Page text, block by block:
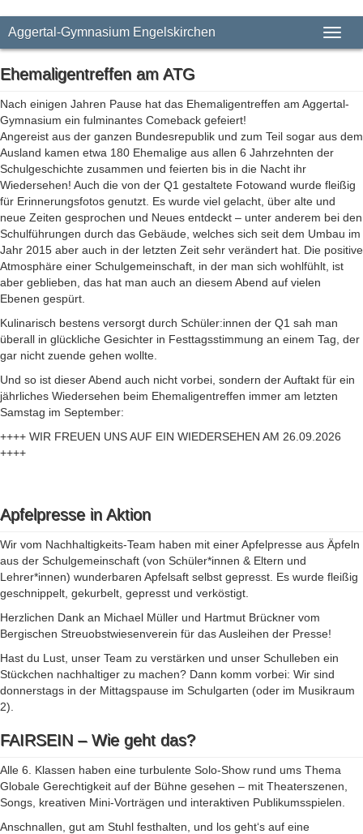
Aggertal-Gymnasium Engelskirchen
Ehemaligentreffen am ATG
Nach einigen Jahren Pause hat das Ehemaligentreffen am Aggertal-
Gymnasium ein fulminantes Comeback gefeiert!
Angereist aus der ganzen Bundesrepublik und zum Teil sogar aus dem
Ausland kamen etwa 180 Ehemalige aus allen 6 Jahrzehnten der
Schulgeschichte zusammen und feierten bis in die Nacht ihr
Wiedersehen! Auch die von der Q1 gestaltete Fotowand wurde fleißig
für Erinnerungsfotos genutzt. Es wurde viel gelacht, über alte und
neue Zeiten gesprochen und Neues entdeckt – unter anderem bei den
Schulführungen durch das Gebäude, welches sich seit dem Umbau im
Jahr 2015 aber auch in der letzten Zeit sehr verändert hat. Die positive
Atmosphäre einer Schulgemeinschaft, in der man sich wohlfühlt, ist
aber geblieben, das hat man auch an diesem Abend auf vielen
Ebenen gespürt.
Kulinarisch bestens versorgt durch Schüler:innen der Q1 sah man
überall in glückliche Gesichter in Festtagsstimmung an einem Tag, der
gar nicht zuende gehen wollte.
Und so ist dieser Abend auch nicht vorbei, sondern der Auftakt für ein
jährliches Wiedersehen beim Ehemaligentreffen immer am letzten
Samstag im September:
++++ WIR FREUEN UNS AUF EIN WIEDERSEHEN AM 26.09.2026
++++
Apfelpresse in Aktion
Wir vom Nachhaltigkeits-Team haben mit einer Apfelpresse aus Äpfeln
aus der Schulgemeinschaft (von Schüler*innen & Eltern und
Lehrer*innen) wunderbaren Apfelsaft selbst gepresst. Es wurde fleißig
geschnippelt, gekurbelt, gepresst und verköstigt.
Herzlichen Dank an Michael Müller und Hartmut Brückner vom
Bergischen Streuobstwiesenverein für das Ausleihen der Presse!
Hast du Lust, unser Team zu verstärken und unser Schulleben ein
Stückchen nachhaltiger zu machen? Dann komm vorbei: Wir sind
donnerstags in der Mittagspause im Schulgarten (oder im Musikraum
2).
FAIRSEIN – Wie geht das?
Alle 6. Klassen haben eine turbulente Solo-Show rund ums Thema
Globale Gerechtigkeit auf der Bühne gesehen – mit Theaterszenen,
Songs, kreativen Mini-Vorträgen und interaktiven Publikumsspielen.
Anschnallen, gut am Stuhl festhalten, und los geht‘s auf eine